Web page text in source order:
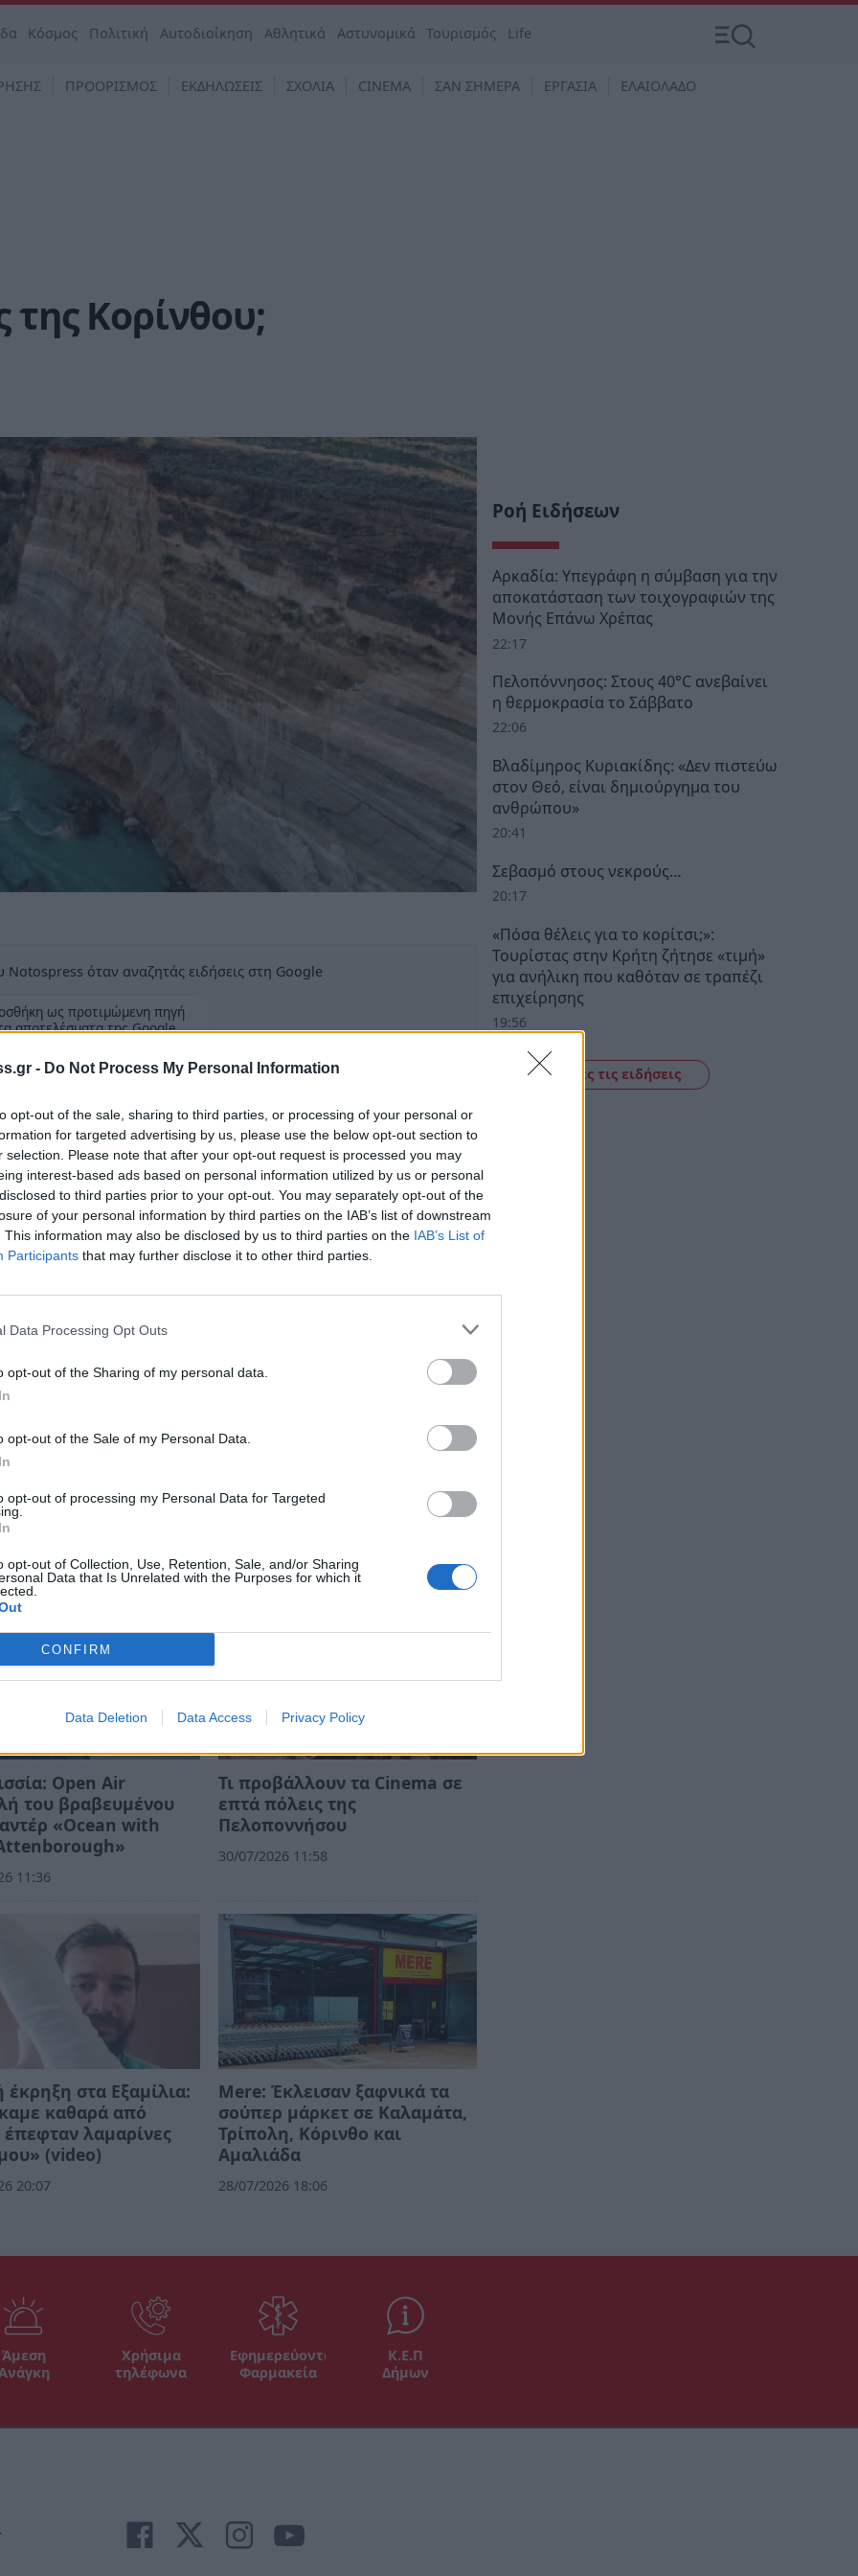
- Do Not Process My Personal Information
opt-out of the sale, sharing to third parties, or processing of your personal or
for targeted advertising by us, please use the below opt-out section to
selection. Please note that after your opt-out request is processed you may
interest-based ads based on personal information utilized by us or personal
to third parties prior to your opt-out. You may separately opt-out of the
of your personal information by third parties on the IAB’s list of downstream
This information may also be disclosed by us to third parties on the IAB’s List of
Participants that may further disclose it to other third parties.
Data Processing Opt Outs
opt-out of the Sharing of my personal data.
opt-out of the Sale of my Personal Data.
opt-out of processing my Personal Data for Targeted
opt-out of Collection, Use, Retention, Sale, and/or Sharing
Data that Is Unrelated with the Purposes for which it
CONFIRM
Data Deletion Data Access Privacy Policy
Κόσμος Πολιτική Αυτοδιοίκηση Αθλητικά Αστυνομικά Τουρισμός Life
ΠΡΟΟΡΙΣΜΟΣ ΕΚΔΗΛΩΣΕΙΣ ΣΧΟΛΙΑ CINEMA ΣΑΝ ΣΗΜΕΡΑ ΕΡΓΑΣΙΑ ΕΛΑΙΟΛΑΔΟ
της Κορίνθου;
όταν αναζητάς ειδήσεις στη Google
ως προτιμώμενη πηγή
αποτελέσματα της Google
πρανές της Πελοποννήσου, σημειώθηκε
Κορίνθου.
Κορίνθου, «η κατάπτωση σημειώθηκε
ενώ «οι εργασίες αποκατάστασης
επί 24ώρου βάσεως έως ότου
αποκατάστασης εκτιμάται ότι θα
ώρες, και η διώρυγα θα
Open Air
του βραβευμένου
«Ocean with
11:36
Τι προβάλλουν τα Cinema σε
επτά πόλεις της
Πελοποννήσου
30/07/2026 11:58
έκρηξη στα Εξαμίλια:
καθαρά από
λαμαρίνες
(video)
20:07
Mere: Έκλεισαν ξαφνικά τα
σούπερ μάρκετ σε Καλαμάτα,
Τρίπολη, Κόρινθο και
Αμαλιάδα
28/07/2026 18:06
Ροή Ειδήσεων
Αρκαδία: Υπεγράφη η σύμβαση για την
αποκατάσταση των τοιχογραφιών της
Μονής Επάνω Χρέπας
22:17
Πελοπόννησος: Στους 40°C ανεβαίνει
η θερμοκρασία το Σάββατο
22:06
Βλαδίμηρος Κυριακίδης: «Δεν πιστεύω
στον Θεό, είναι δημιούργημα του
ανθρώπου»
20:41
Σεβασμό στους νεκρούς…
20:17
«Πόσα θέλεις για το κορίτσι;»:
Τουρίστας στην Κρήτη ζήτησε «τιμή»
για ανήλικη που καθόταν σε τραπέζι
επιχείρησης
19:56
Δείτε όλες τις ειδήσεις
Άμεση
Χρήσιμα
τηλέφωνα
Εφημερεύοντα
Φαρμακεία
Κ.Ε.Π
Δήμων